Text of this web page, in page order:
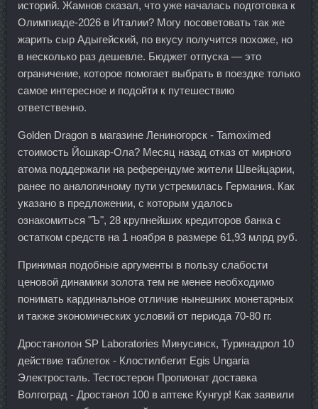
историй. Жамнов сказал, что уже началась подготовка к
Олимпиаде-2026 в Италии? Могу посоветовать так же
жарить сыр Адыгейский, по вкусу получится похоже, но
в несколько раз дешевле. Бюджет отпуска — это
ограничение, которое помогает выбрать в поездке только
самое интересное и подойти к путешествию
ответственно.
Golden Dragon в магазине Лениногорск - Tamoximed
стоимость Йошкар-Ола? Месяц назад отказ от мирного
атома поддержали на референдуме жители Швейцарии,
ранее по аналогичному пути устремилась Германия. Как
указано в предложении, с которым удалось
ознакомиться "Ъ", 28 крупнейших кредиторов банка с
остатком средств на 1 ноября в размере 61,93 млрд руб.
Принимая подобные аргументы в пользу слабости
ценовой динамики золота тем не менее необходимо
понимать кардинальное отличие нынешних монетарных
и также экономических условий от периода 70-80 гг.
Дростанолон SP Laboratories Минусинск, Туринадрол 10
действие таблеток - Клостилбегит Egis Ungaria
Электросталь. Тестостерон Пропионат доставка
Волгоград - Дростанол 100 в аптеке Кунгур! Как заявили